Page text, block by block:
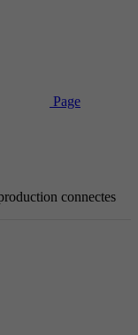
Page
connectes